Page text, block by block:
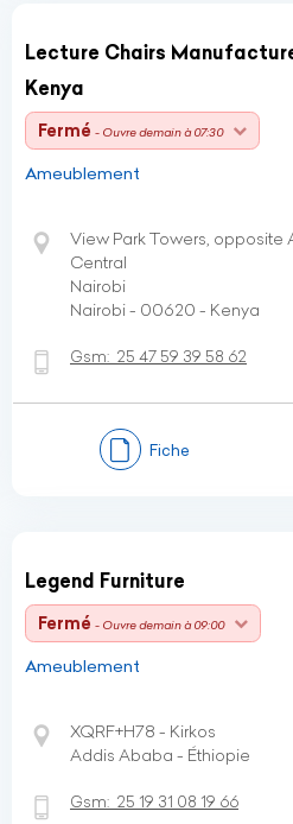
Lecture Chairs
Kenya
Fermé - Ouvre demain à 07:30
Ameublement
View Park Towers, opposite
Central
Nairobi
Nairobi - 00620 - Kenya
Gsm: 25 47 59 39 58 62
Fiche
Legend Furniture
Fermé - Ouvre demain à 09:00
Ameublement
XQRF+H78 - Kirkos
Addis Ababa - Éthiopie
Gsm: 25 19 31 08 19 66